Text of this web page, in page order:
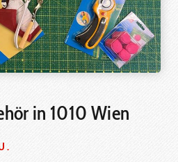
in 1010 Wien